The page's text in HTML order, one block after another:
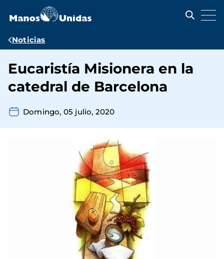
contenido
Ruta
navegación
Noticias
Eucaristía Misionera en la
catedral de Barcelona
Domingo, 05 julio, 2020